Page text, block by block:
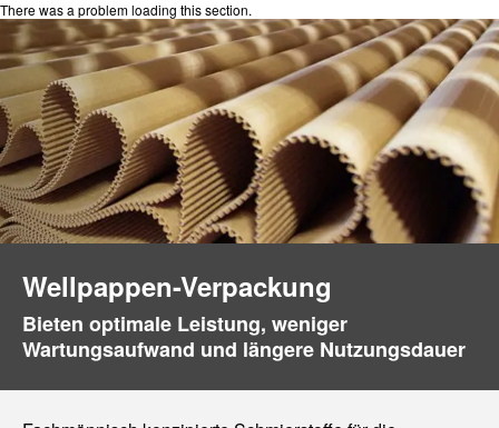
There was a problem loading this section.
Wellpappen-Verpackung
Bieten optimale Leistung, weniger
Wartungsaufwand und längere Nutzungsdauer